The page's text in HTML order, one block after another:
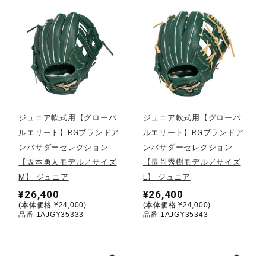
サッカー／フットサル
トレーニング
野球
ゴルフ
スイム
ジュニア軟式用【グローバ
ルエリート】RGブランドア
ンバサダーセレクション
【坂本勇人モデル／サイズ
M】 ジュニア
¥26,400
(本体価格 ¥24,000)
品番 1AJGY35333
ジュニア軟式用【グローバ
ルエリート】RGブランドア
ンバサダーセレクション
【長岡秀樹モデル／サイズ
L】 ジュニア
¥26,400
(本体価格 ¥24,000)
品番 1AJGY35343